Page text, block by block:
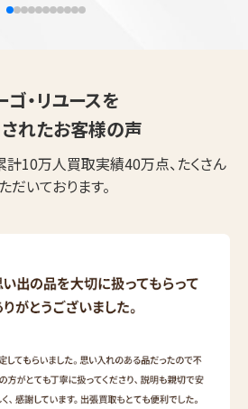
0120-1212-25
ゴ・リユースを
れたお客様の声
計10万人買取実績40万点、たくさん
いております。